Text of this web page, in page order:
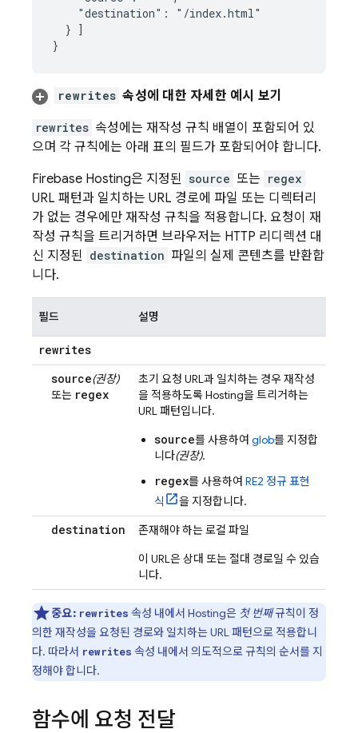
    "destination": "/index.html"
  } ]
rewrites 속성에 대한 자세한 예시 보기
rewrites 속성에는 재작성 규칙 배열이 포함되어 있
으며 각 규칙에는 아래 표의 필드가 포함되어야 합니다.
Firebase Hosting은 지정된 source 또는 regex
URL 패턴과 일치하는 URL 경로에 파일 또는 디렉터리
가 없는 경우에만 재작성 규칙을 적용합니다. 요청이 재
작성 규칙을 트리거하면 브라우저는 HTTP 리디렉션 대
신 지정된 destination 파일의 실제 콘텐츠를 반환합
니다.
필드 설명
rewrites
source(권장)
또는 regex
초기 요청 URL과 일치하는 경우 재작성
을 적용하도록Hosting을 트리거하는
URL 패턴입니다.
source를 사용하여 glob를 지정합
니다(권장).
regex를 사용하여 RE2 정규 표현
식
을 지정합니다.
destination
존재해야 하는 로컬 파일
이 URL은 상대 또는 절대 경로일 수 있습
니다.
중요: rewrites 속성 내에서 Hosting은 첫 번째규칙이 정
의한 재작성을 요청된 경로와 일치하는 URL 패턴으로 적용합니
다. 따라서 rewrites 속성 내에서 의도적으로 규칙의 순서를 지
정해야 합니다.
함수에 요청 전달